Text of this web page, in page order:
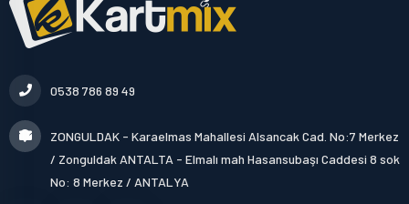
0538 786 89 49
ZONGULDAK - Karaelmas Mahallesi Alsancak Cad. No:7 Merkez
/ Zonguldak ANTALTA - Elmalı mah Hasansubaşı Caddesi 8 sok
No: 8 Merkez / ANTALYA